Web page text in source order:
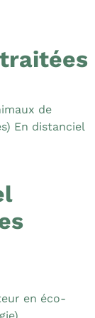
de
En distanciel
en éco-